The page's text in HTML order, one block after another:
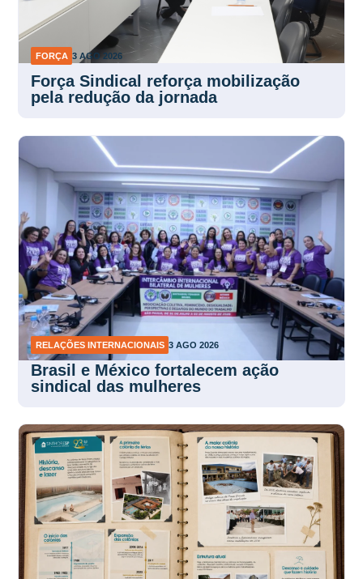
FORÇA 3 AGO 2026
Força Sindical reforça mobilização
pela redução da jornada
RELAÇÕES INTERNACIONAIS 3 AGO 2026
Brasil e México fortalecem ação
sindical das mulheres